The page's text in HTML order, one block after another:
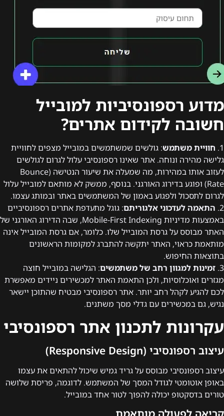
מדוע רספונסיביות למובייל
חשובה לקידום אתרים?
1. חוויית משתמש: גולשים שמשתמשים במובייל מצפים לחוויית
גלישה מהירה ונוחה. אתר שאינו רספונסיבי עלול לגרום לגולשים
לעזוב אותו במהירות, מה שמעלה את שיעור הנטישה (Bounce
Rate) ופוגע בדירוג האורגני. בנוסף, ממשק לא מותאם למובייל עלול
לגרום לתסכול ולפגוע באמון של המשתמשים באתר ובמותג עצמו.
2. התאמה לעדכוני אלגוריתם: גוגל מתעדפת אתרים רספונסיביים
באמצעות מדיניות Mobile-First Indexing, שבה הדירוג האורגני של
האתר מבוסס על גרסת המובייל שלו. כלומר, אם גרסת המובייל אינה
מותאמת כראוי, האתר יתקשה להתברג למקומות הראשונים
בתוצאות החיפוש.
3. זמינות למגוון רחב של משתמשים: הגלישה במובייל חוצה
מגזרים ואוכלוסיות, ולכן התאמת האתר למכשירים ניידים מאפשרת
לכם להגיע לקהל רחב יותר. אתר רספונסיבי מבטיח שהתוכן יישאר
נגיש, גם במכשירים עם גדלי מסך משתנים.
עקרונות לתכנון אתר רספונסיבי
עיצוב רספונסיבי (Responsive Design)
עיצוב רספונסיבי מבוסס על גריד גמיש שיכול להתאים את עצמו
באופן אוטומטי לגודל המסך של המשתמש. לדוגמה, פריסת שלושה
טורים בדסקטופ יכולה להפוך לטור אחד במובייל.